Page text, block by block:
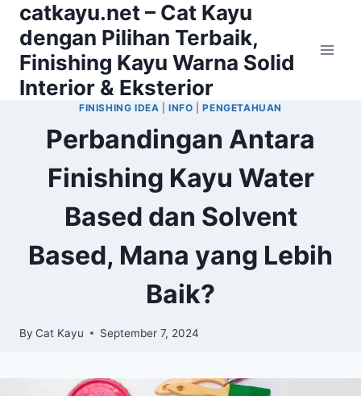
Skip
content
catkayu.net – Cat Kayu
dengan Pilihan Terbaik,
Finishing Kayu Warna Solid
Interior & Eksterior
FINISHING IDEA |INFO |PENGETAHUAN
Perbandingan Antara
Finishing Kayu Water
Based dan Solvent
Based, Mana yang Lebih
Baik?
By Cat Kayu September 7, 2024